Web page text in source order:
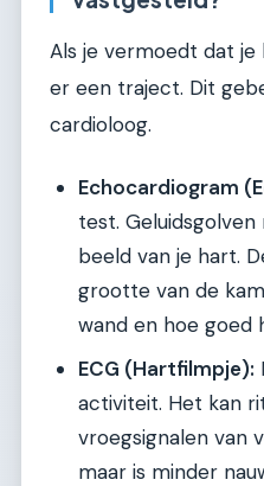
Als je vermoedt dat
er een traject. Dit
cardioloog.
Echocardiogram
test.
beeld van je hart.
grootte van de
wand en hoe
ECG (Hartfilmpje):
activiteit. Het kan
vroegsignalen van
maar is minder